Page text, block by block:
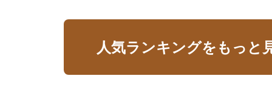
人気ランキングをもっと